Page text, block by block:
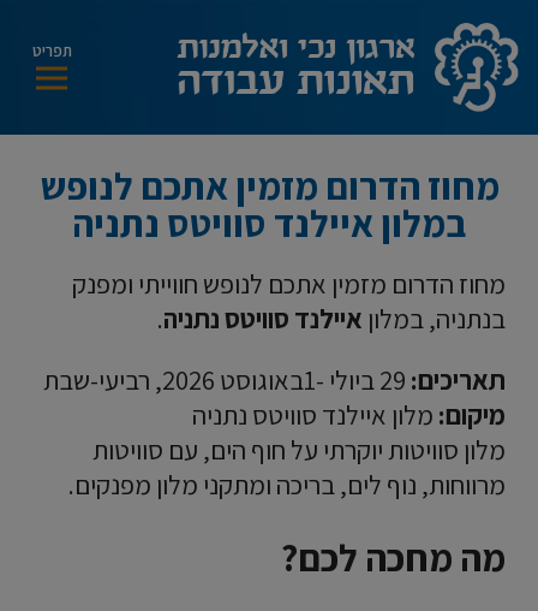
תפריט
מחוז הדרום מזמין אתכם לנופש
במלון איילנד סוויטס נתניה
מחוז הדרום מזמין אתכם לנופש חווייתי ומפנק
בנתניה, במלון איילנד סוויטס נתניה.
תאריכים:
מיקום: מלון איילנד סוויטס נתניה
מלון סוויטות יוקרתי על חוף הים, עם סוויטות
מרווחות, נוף לים, בריכה ומתקני מלון מפנקים.
מה מחכה לכם?